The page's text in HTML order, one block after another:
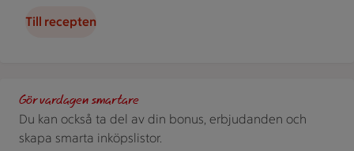
Till recepten
Gör vardagen smartare
Du kan också ta del av din bonus, erbjudanden och
skapa smarta inköpslistor.